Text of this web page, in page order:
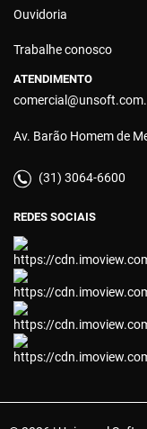
Ouvidoria
Trabalhe conosco
ATENDIMENTO
Av. Barão Homem de
(31) 3064-6600
REDES SOCIAIS